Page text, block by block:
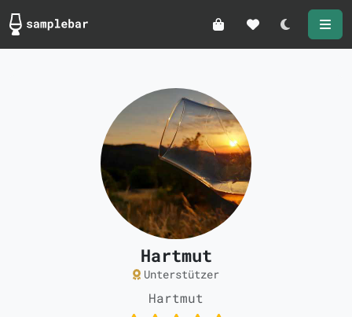
Darkmode
Hartmut
Unterstützer
Hartmut